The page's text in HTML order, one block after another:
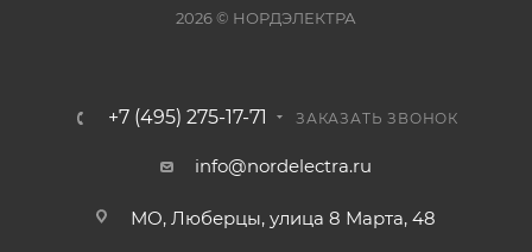
2026 © НОРДЭЛЕКТРА
+7 (495) 275-17-71 ЗАКАЗАТЬ ЗВОНОК
info@nordelectra.ru
МО, Люберцы, улица 8 Марта, 48